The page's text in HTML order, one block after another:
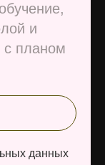
и
с планом
данных